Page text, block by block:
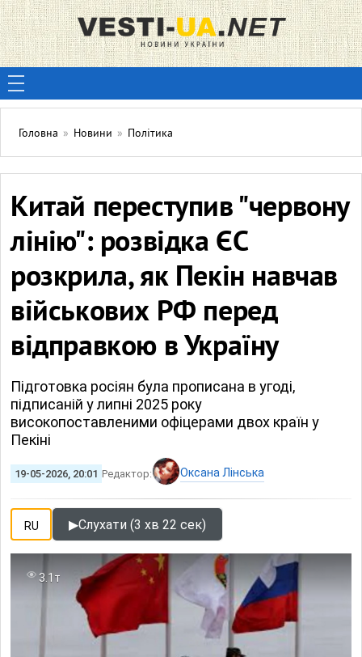
Головна » Новини » Політика
Китай переступив "червону
лінію": розвідка ЄС
розкрила, як Пекін навчав
військових РФ перед
відправкою в Україну
Підготовка росіян була прописана в угоді,
підписаній у липні 2025 року
високопоставленими офіцерами двох країн у
Пекіні
19-05-2026, 20:01 Редактор: Оксана Лінська
RU ▶Слухати (3 хв 22 сек)
3.1т